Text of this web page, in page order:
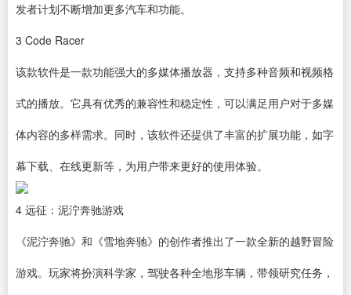
发者计划不断增加更多汽车和功能。
3 Code Racer
该款软件是一款功能强大的多媒体播放器 ，支持多种音频和视频格
式的播放。它具有优秀的兼容性和稳定性，可以满足用户对于多媒
体内容的多样需求。同时，该软件还提供了丰富的扩展功能，如字
幕下载、在线更新等，为用户带来更好的使用体验。
4 远征：泥泞奔驰游戏
《泥泞奔驰》和《雪地奔驰》的创作者推出了一款全新的越野冒险
游戏。玩家将扮演科学家，驾驶各种全地形车辆，带领研究任务，